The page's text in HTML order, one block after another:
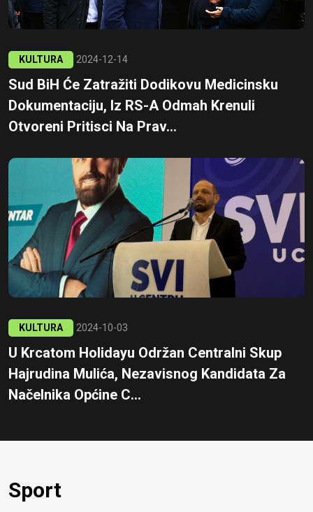
KULTURA 2024-12-14
Sud BiH Će Zatražiti Dodikovu Medicinsku
Dokumentaciju, Iz RS-A Odmah Krenuli
Otvoreni Pritisci Na Prav...
KULTURA 2024-10-03
U Krcatom Holidayu Održan Centralni Skup
Hajrudina Mulića, Nezavisnog Kandidata Za
Načelnika Općine C...
Sport